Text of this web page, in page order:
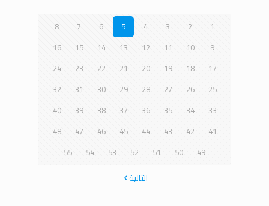
1
2
3
4
5
6
7
8
9
10
11
12
13
14
15
16
17
18
19
20
21
22
23
24
25
26
27
28
29
30
31
32
33
34
35
36
37
38
39
40
41
42
43
44
45
46
47
48
49
50
51
52
53
54
55
التالية